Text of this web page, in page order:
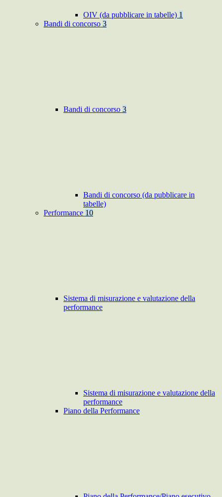
OIV (da pubblicare in tabelle) 1
Bandi di concorso 3
Bandi di concorso 3
Bandi di concorso (da pubblicare in
tabelle)
Performance 10
Sistema di misurazione e valutazione della
performance
Sistema di misurazione e valutazione della
performance
Piano della Performance